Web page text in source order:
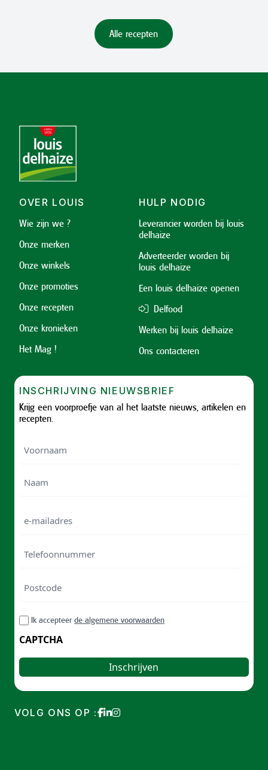
Alle recepten
OVER LOUIS
Wie zijn we ?
Onze merken
Onze winkels
Onze promoties
Onze recepten
Onze kronieken
Het Mag !
HULP NODIG
Leverancier worden bij louis
delhaize
Adverteerder worden bij
louis delhaize
Een louis delhaize openen
Delfood
Werken bij louis delhaize
Ons contacteren
INSCHRIJVING NIEUWSBRIEF
Krijg een voorproefje van al het laatste nieuws, artikelen en
recepten.
mailadres
/
Postal
RGPDIk accepteer de algemene voorwaarden
CAPTCHA
VOLG ONS OP :